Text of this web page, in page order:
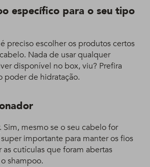
específico para o seu tipo
preciso escolher os produtos certos
Nada de usar qualquer
disponível no box, viu? Prefira
poder de hidratação.
. Sim, mesmo se o seu cabelo for
importante para manter os fios
as cutículas que foram abertas
shampoo.